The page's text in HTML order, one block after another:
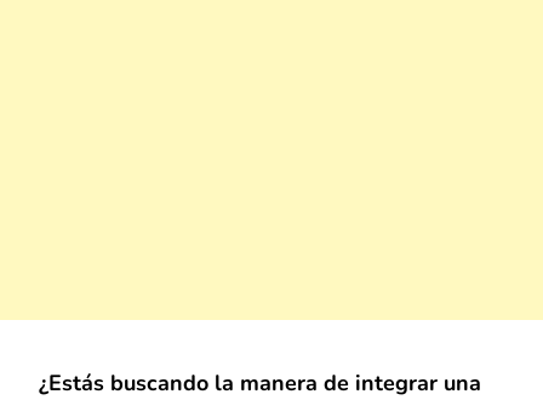
¿Estás buscando la manera de integrar una